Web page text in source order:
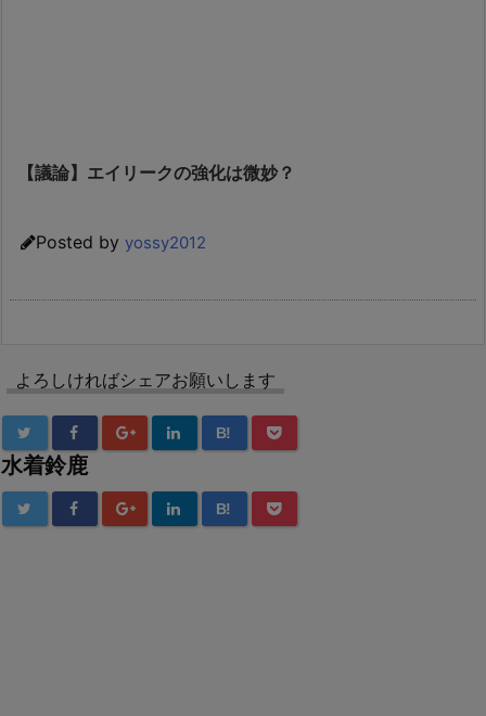
【議論】エイリークの強化は微妙？
Posted by yossy2012
よろしければシェアお願いします
B!
水着鈴鹿
B!